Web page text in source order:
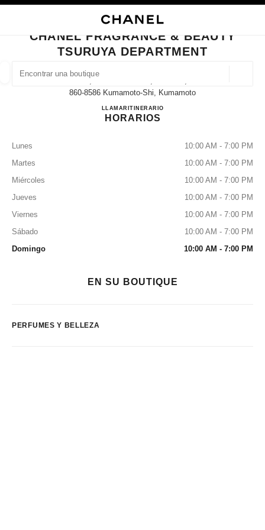
BUSCAR UNA BOUTIQUE
las sugerencias se muestran debajo de esta barra de búsqueda
0 Sugerencias disponibles
CERRAR TARJETA DE BOUTIQUE CHANEL FRAGRANCE & BEAUTY
CHANEL FRAGRANCE & BEAUTY
TSURUYA DEPARTMENT
6-1, Tedorihon-Machi, Chuo-Ku,
860-8586 Kumamoto-Shi, Kumamoto
LLAMAR096-326-2356
ITINERARIOCHANEL FRAGRANCE &
HORARIOS
Lunes
10:00 AM - 7:00 PM
Martes
10:00 AM - 7:00 PM
Miércoles
10:00 AM - 7:00 PM
Jueves
10:00 AM - 7:00 PM
Viernes
10:00 AM - 7:00 PM
Sábado
10:00 AM - 7:00 PM
Domingo
10:00 AM - 7:00 PM
EN SU BOUTIQUE
PERFUMES Y BELLEZA
RELOJERÍA Y JOYERÍA